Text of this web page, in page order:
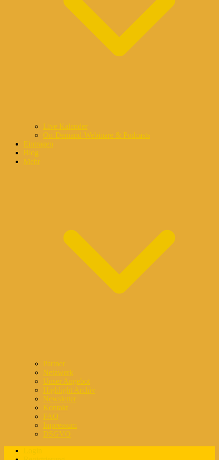
Live Kalender
On-Demand-Webinare & Podcasts
Eintragen
Blog
Mehr
Partner
Netzwerk
Unser Angebot
Highlight Archiv
Newsletter
Kontakt
FAQ
Impressum
DSGVO